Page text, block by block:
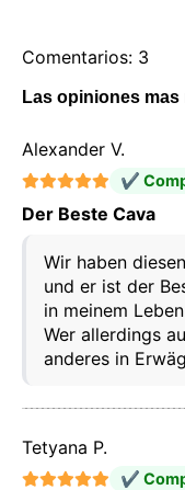
Comentarios: 3
Las opiniones mas
Alexander V.
✔
Der Beste Cava
Wir haben
und er ist der
in meinem
Wer allerdings
anderes in
Tetyana P.
✔